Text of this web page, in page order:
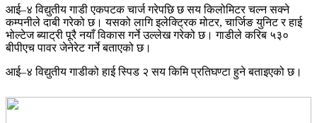
आई–४ विद्युतीय गाडी एकपटक चार्ज गरेपछि छ सय किलोमिटर चल्न सक्ने
कम्पनीले दाबी गरेको छ। यसको लागि इलेक्ट्रिक मोटर, चार्जिङ युनिट र हाई
भोल्टेज ब्याट्री पूरै नयाँ विकास गर्ने उल्लेख गरेको छ। गाडीले करिब ५३०
बीपीएच पावर जेनेरेट गर्ने बताएको छ।
आई–४ विद्युतीय गाडीको हाई स्पिड २ सय किमि प्रतिघण्टा हुने बताइएको छ।